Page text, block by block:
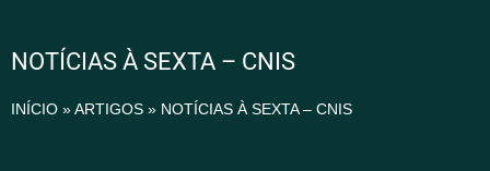
NOTÍCIAS À SEXTA – CNIS
INÍCIO »ARTIGOS » NOTÍCIAS À SEXTA – CNIS